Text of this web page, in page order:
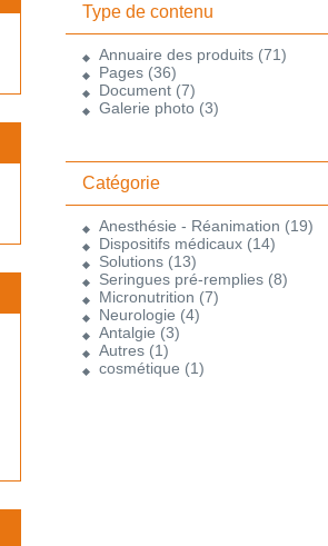
Type de contenu
Annuaire des produits (71)
Pages (36)
Document (7)
Galerie photo (3)
Catégorie
Anesthésie - Réanimation (19)
Dispositifs médicaux (14)
Solutions (13)
Seringues pré-remplies (8)
Micronutrition (7)
Neurologie (4)
Antalgie (3)
Autres (1)
cosmétique (1)